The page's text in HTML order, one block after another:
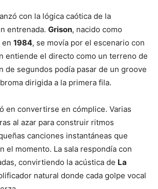
con la lógica caótica de la
entrenada. Grison, nacido como
en 1984, se movía por el escenario con
entiende el directo como un terreno de
de segundos podía pasar de un groove
dirigida a la primera fila.
en convertirse en cómplice. Varias
al azar para construir ritmos
canciones instantáneas que
el momento. La sala respondía con
convirtiendo la acústica de La
natural donde cada golpe vocal